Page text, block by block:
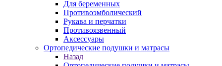
Для беременных
Противоэмболический
Рукава и перчатки
Противоязвенный
Аксессуары
Ортопедические подушки и матрасы
Назад